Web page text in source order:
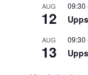
AUG
12
09:30
AUG
13
09:30